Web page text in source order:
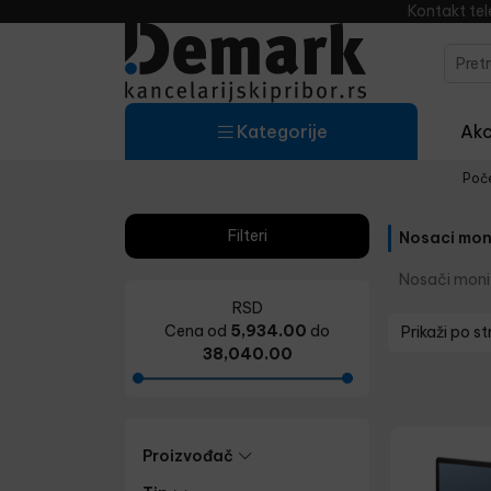
Kontakt
Kategorije
Filteri
RSD
Cena od 5,934.00 do
38,040.00
Proizvođač
Nosaci
Nosači
Prikaži po